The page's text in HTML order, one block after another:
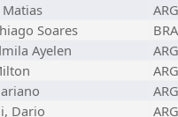
ARG
Soares
BRA
Ayelen
ARG
ARG
ARG
Dario
ARG